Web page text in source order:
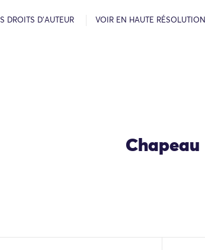
DROITS D’AUTEUR VOIR EN HAUTE RÉSOLUTION
Chapeau